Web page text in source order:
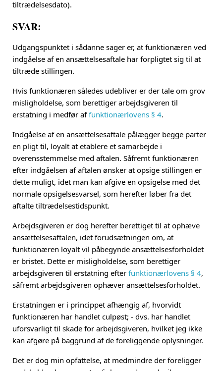
tiltrædelsesdato).
SVAR:
Udgangspunktet i sådanne sager er, at funktionæren ved
indgåelse af en ansættelsesaftale har forpligtet sig til at
tiltræde stillingen.
Hvis funktionæren således udebliver er der tale om grov
misligholdelse, som berettiger arbejdsgiveren til
erstatning i medfør affunktionærlovens § 4.
Indgåelse af en ansættelsesaftale pålægger begge parter
en pligt til, loyalt at etablere et samarbejde i
overensstemmelse med aftalen. Såfremt funktionæren
efter indgåelsen af aftalen ønsker at opsige stillingen er
dette muligt, idet man kan afgive en opsigelse med det
normale opsigelsesvarsel, som herefter løber fra det
aftalte tiltrædelsestidspunkt.
Arbejdsgiveren er dog herefter berettiget til at ophæve
ansættelsesaftalen, idet forudsætningen om, at
funktionæren loyalt vil påbegynde ansættelsesforholdet
er bristet. Dette er misligholdelse, som berettiger
arbejdsgiveren til erstatning efter funktionærlovens § 4,
såfremt arbejdsgiveren ophæver ansættelsesforholdet.
Erstatningen er i princippet afhængig af, hvorvidt
funktionæren har handlet culpøst; - dvs. har handlet
uforsvarligt til skade for arbejdsgiveren, hvilket jeg ikke
kan afgøre på baggrund af de foreliggende oplysninger.
Det er dog min opfattelse, at medmindre der foreligger